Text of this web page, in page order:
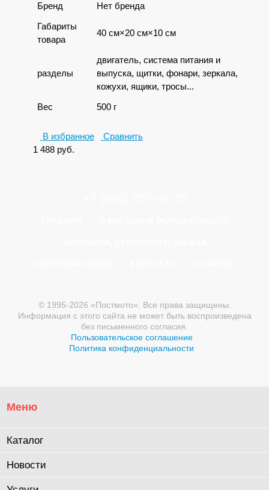
Бренд
Нет бренда
Габариты
товара
40 см×20 см×10 см
разделы
двигатель, система питания и
выпуска, щитки, фонари, зеркала,
кожухи, ящики, тросы...
Вес
500 г
В избранное
Сравнить
1 488 руб.
© 1995-2026 «Постмото». Все права защищены.
Информация с этого сайта не может быть воспроизведена
без письменного согласия.
Пользовательское соглашение
Политика конфиденциальности
Меню
Каталог
Новости